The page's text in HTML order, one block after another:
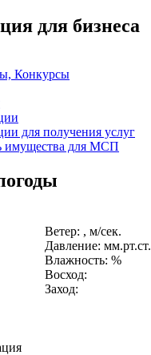
для бизнеса
Конкурсы
для получения услуг
имущества для МСП
Ветер: , м/сек.
Давление: мм.рт.ст.
Влажность: %
Восход:
Заход: